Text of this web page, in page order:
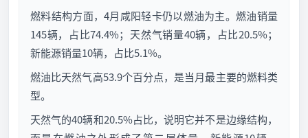
燃料结构方面，4月咸阳轻卡仍以燃油为主。燃油销量
145辆，占比74.4%；天然气销量40辆，占比20.5%；
新能源销量10辆，占比5.1%。
燃油比天然气高53.9个百分点，是当月最主要的燃料类
型。
天然气的40辆和20.5%占比，说明它并不是边缘结构，